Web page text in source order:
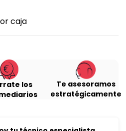
caja
los
Te asesoramos
estratégicamente